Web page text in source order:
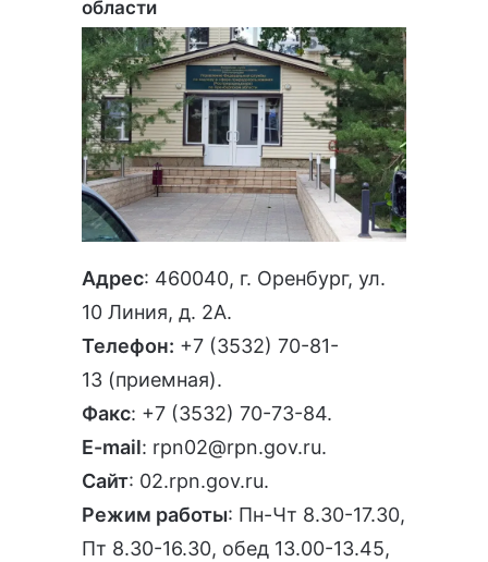
области
Адрес: 460040, г. Оренбург, ул.
10 Линия, д. 2А.
Телефон: +7 (3532) 70-81-
13 (приемная).
Факс: +7 (3532) 70-73-84.
E-mail: rpn02@rpn.gov.ru.
Сайт: 02.rpn.gov.ru.
Режим работы: Пн-Чт 8.30-17.30,
Пт 8.30-16.30, обед 13.00-13.45,